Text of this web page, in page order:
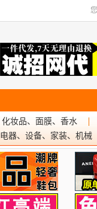
化妆品、面膜、香水
电器、设备、家装、机械